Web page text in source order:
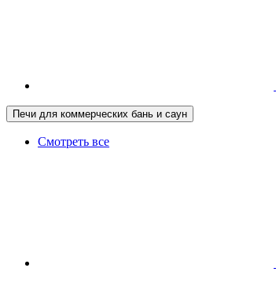
Печи для коммерческих бань и саун
Смотреть все